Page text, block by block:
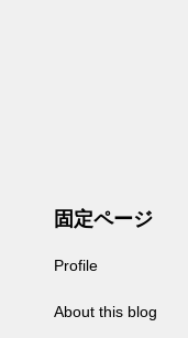
固定ページ
Profile
About this blog